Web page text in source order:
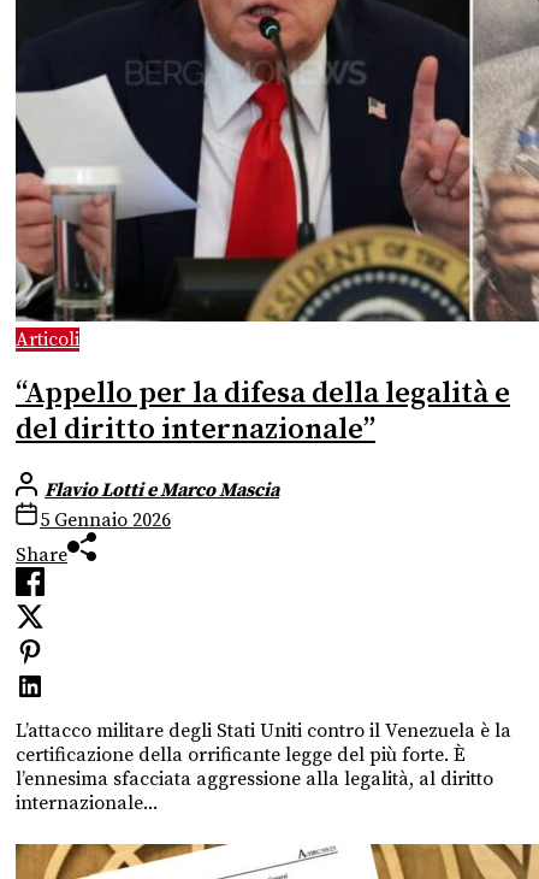
Articoli
“Appello per la difesa della legalità e
del diritto internazionale”
Flavio Lotti e Marco Mascia
5 Gennaio 2026
Share
L’attacco militare degli Stati Uniti contro il Venezuela è la
certificazione della orrificante legge del più forte. È
l’ennesima sfacciata aggressione alla legalità, al diritto
internazionale...